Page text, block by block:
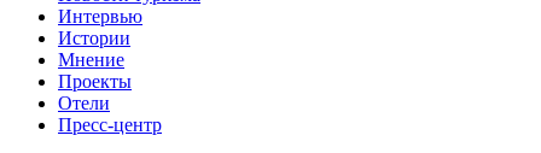
Интервью
Истории
Мнение
Проекты
Отели
Пресс-центр